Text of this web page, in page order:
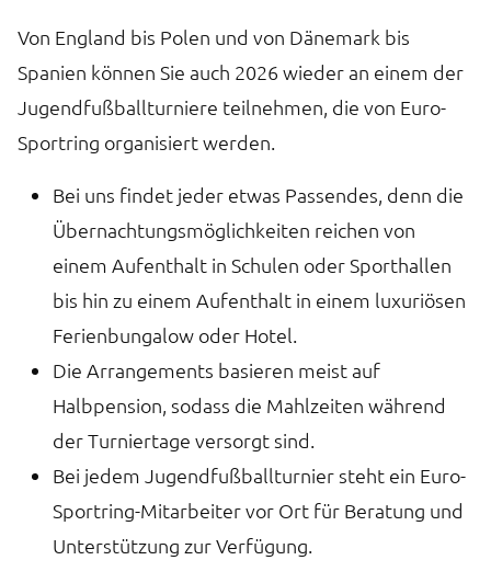
Von England bis Polen und von Dänemark bis
Spanien können Sie auch 2026 wieder an einem der
Jugendfußballturniere teilnehmen, die von Euro-
Sportring organisiert werden.
Bei uns findet jeder etwas Passendes, denn die
Übernachtungsmöglichkeiten reichen von
einem Aufenthalt in Schulen oder Sporthallen
bis hin zu einem Aufenthalt in einem luxuriösen
Ferienbungalow oder Hotel.
Die Arrangements basieren meist auf
Halbpension, sodass die Mahlzeiten während
der Turniertage versorgt sind.
Bei jedem Jugendfußballturnier steht ein Euro-
Sportring-Mitarbeiter vor Ort für Beratung und
Unterstützung zur Verfügung.